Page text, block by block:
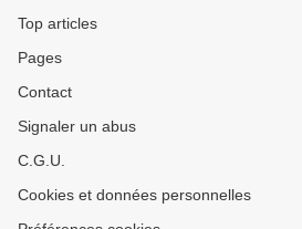
Top articles
Pages
Contact
Signaler un abus
C.G.U.
Cookies et données personnelles